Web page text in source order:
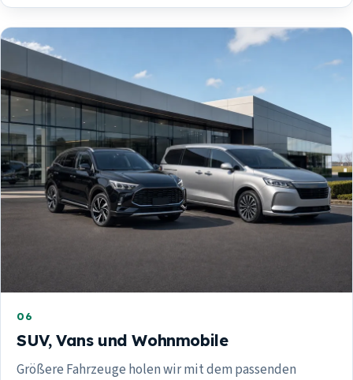
06
SUV, Vans und Wohnmobile
Größere Fahrzeuge holen wir mit dem passenden